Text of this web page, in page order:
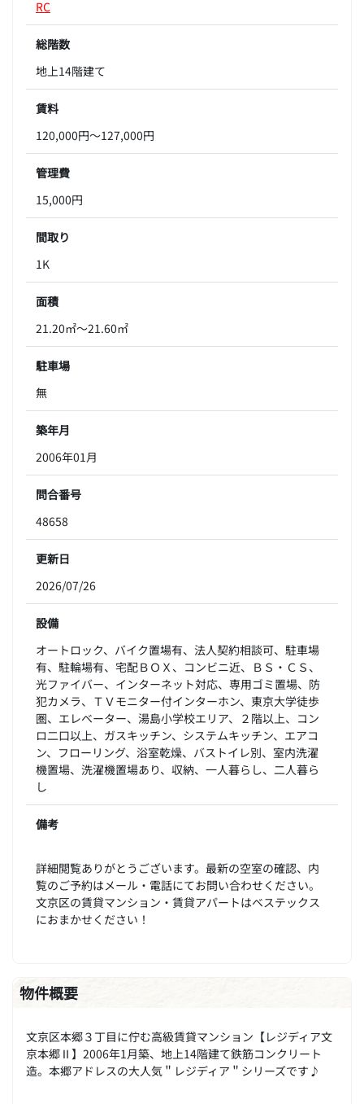
RC
総階数
地上14階建て
賃料
120,000円～127,000円
管理費
15,000円
間取り
1K
面積
21.20㎡～21.60㎡
駐車場
無
築年月
2006年01月
問合番号
48658
更新日
2026/07/26
設備
オートロック、バイク置場有、法人契約相談可、駐車場
有、駐輪場有、宅配ＢＯＸ、コンビニ近、ＢＳ・ＣＳ、
光ファイバー、インターネット対応、専用ゴミ置場、防
犯カメラ、ＴＶモニター付インターホン、東京大学徒歩
圏、エレベーター、湯島小学校エリア、２階以上、コン
ロ二口以上、ガスキッチン、システムキッチン、エアコ
ン、フローリング、浴室乾燥、バストイレ別、室内洗濯
機置場、洗濯機置場あり、収納、一人暮らし、二人暮ら
し
備考
詳細閲覧ありがとうございます。最新の空室の確認、内
覧のご予約はメール・電話にてお問い合わせください。
文京区の賃貸マンション・賃貸アパートはベステックス
におまかせください！
物件概要
文京区本郷３丁目に佇む高級賃貸マンション【レジディア文
京本郷Ⅱ】2006年1月築、地上14階建て鉄筋コンクリート
造。本郷アドレスの大人気＂レジディア＂シリーズです♪